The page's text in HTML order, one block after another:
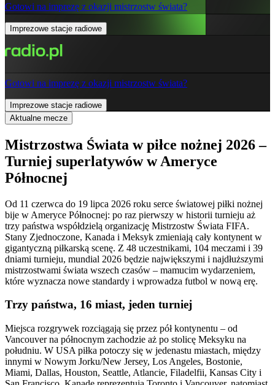
Gotowi na imprezę z okazji mistrzostw świata?
Imprezowe stacje radiowe
Gotowi na imprezę z okazji mistrzostw świata?
Imprezowe stacje radiowe
Aktualne mecze
Mistrzostwa Świata w piłce nożnej 2026 –
Turniej superlatywów w Ameryce
Północnej
Od 11 czerwca do 19 lipca 2026 roku serce światowej piłki nożnej
bije w Ameryce Północnej: po raz pierwszy w historii turnieju aż
trzy państwa współdzielą organizację Mistrzostw Świata FIFA.
Stany Zjednoczone, Kanada i Meksyk zmieniają cały kontynent w
gigantyczną piłkarską scenę. Z 48 uczestnikami, 104 meczami i 39
dniami turnieju, mundial 2026 będzie największymi i najdłuższymi
mistrzostwami świata wszech czasów – mamucim wydarzeniem,
które wyznacza nowe standardy i wprowadza futbol w nową erę.
Trzy państwa, 16 miast, jeden turniej
Miejsca rozgrywek rozciągają się przez pół kontynentu – od
Vancouver na północnym zachodzie aż po stolicę Meksyku na
południu. W USA piłka potoczy się w jedenastu miastach, między
innymi w Nowym Jorku/New Jersey, Los Angeles, Bostonie,
Miami, Dallas, Houston, Seattle, Atlancie, Filadelfii, Kansas City i